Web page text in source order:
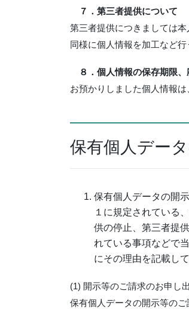
７．第三者提供について
第三者提供につきましては
同様に個人情報を加工など
８．個人情報の保存期限
お預かりしました個人情報
保有個人デー
保有個人データの開
１に規定されている
供の停止、第三者提
れている事項などで
にその理由を記載し
(1) 開示等のご請求のお申し
保有個人データの開示等の